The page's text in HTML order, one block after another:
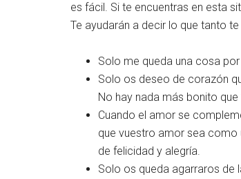
es fácil. Si te encuentras en esta
Te ayudarán a decir lo que tanto
Solo me queda una cosa
Solo os deseo de corazón
No hay nada más bonito
Cuando el amor se
que vuestro amor sea como
de felicidad y alegría.
Solo os queda agarraros de